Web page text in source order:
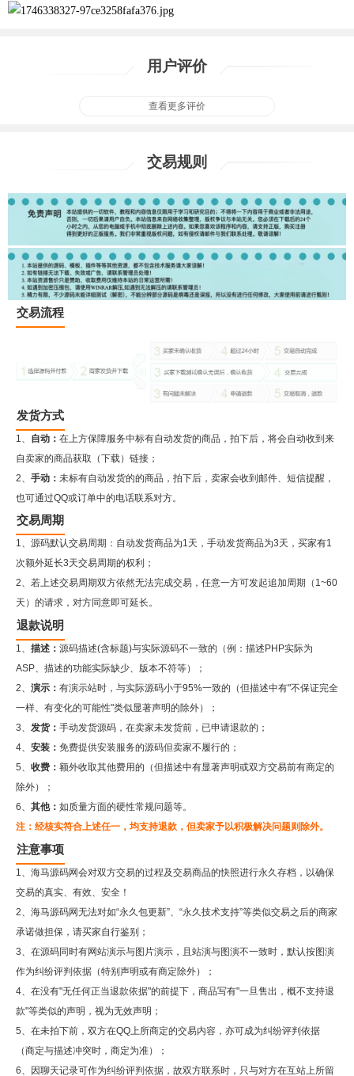
用户评价
查看更多评价
交易规则
交易流程
发货方式
1、 自动： 在上方保障服务中标有自动发货的商品，拍下后，将会自动收到来
自卖家的商品获取（下载）链接；
2、 手动： 未标有自动发货的的商品，拍下后，卖家会收到邮件、短信提醒，
也可通过QQ或订单中的电话联系对方。
交易周期
1、源码默认交易周期：自动发货商品为1天，手动发货商品为3天，买家有1
次额外延长3天交易周期的权利；
2、若上述交易周期双方依然无法完成交易，任意一方可发起追加周期（1~60
天）的请求，对方同意即可延长。
退款说明
1、 描述： 源码描述(含标题)与实际源码不一致的（例：描述PHP实际为
ASP、描述的功能实际缺少、版本不符等）；
2、 演示： 有演示站时，与实际源码小于95%一致的（但描述中有"不保证完全
一样、有变化的可能性"类似显著声明的除外）；
3、 发货： 手动发货源码，在卖家未发货前，已申请退款的；
4、 安装： 免费提供安装服务的源码但卖家不履行的；
5、 收费： 额外收取其他费用的（但描述中有显著声明或双方交易前有商定的
除外）；
6、 其他： 如质量方面的硬性常规问题等。
注：经核实符合上述任一，均支持退款，但卖家予以积极解决问题则除外。
注意事项
1、海马源码网会对双方交易的过程及交易商品的快照进行永久存档，以确保
交易的真实、有效、安全！
2、 海马源码网无法对如“永久包更新”、“永久技术支持”等类似交易之后的商家
承诺做担保，请买家自行鉴别；
3、在源码同时有网站演示与图片演示，且站演与图演不一致时，默认按图演
作为纠纷评判依据（特别声明或有商定除外）；
4、在没有"无任何正当退款依据"的前提下，商品写有"一旦售出，概不支持退
款"等类似的声明，视为无效声明；
5、在未拍下前，双方在QQ上所商定的交易内容，亦可成为纠纷评判依据
（商定与描述冲突时，商定为准）；
6、因聊天记录可作为纠纷评判依据，故双方联系时，只与对方在互站上所留